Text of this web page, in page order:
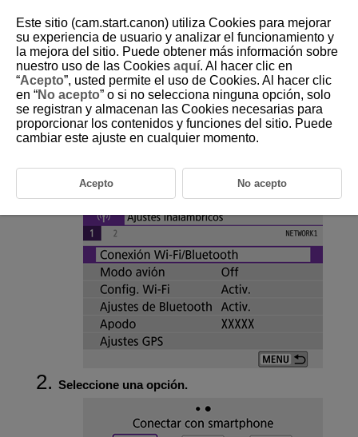
D103-159
Cambio o eliminación de ajustes
de conexión
Seleccione [ :Conexión Wi-Fi/Bluetooth].
Seleccione una opción.
Este sitio (cam.start.canon) utiliza Cookies para mejorar
su experiencia de usuario y analizar el funcionamiento y
la mejora del sitio. Puede obtener más información sobre
nuestro uso de las Cookies aquí. Al hacer clic en
“Acepto”, usted permite el uso de Cookies. Al hacer clic
en “No acepto” o si no selecciona ninguna opción, solo
se registran y almacenan las Cookies necesarias para
proporcionar los contenidos y funciones del sitio. Puede
cambiar este ajuste en cualquier momento.
Acepto No acepto